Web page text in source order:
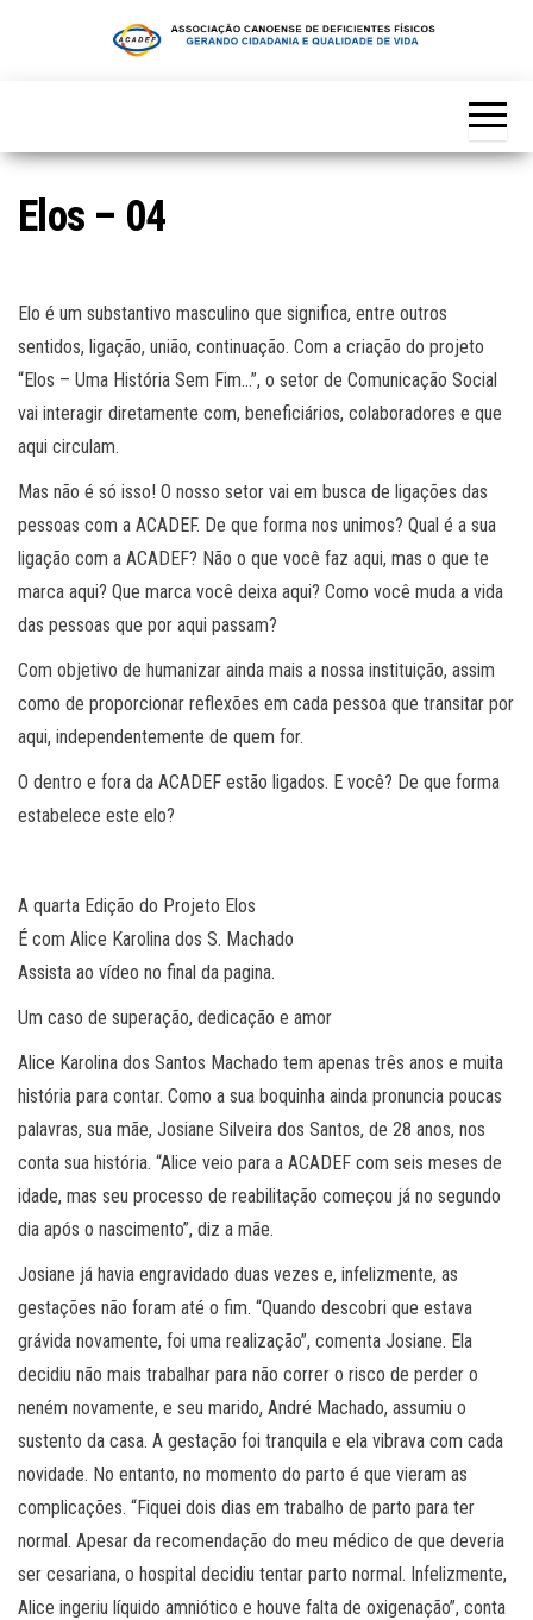
Elos – 04
Elo é um substantivo masculino que significa, entre outros
sentidos, ligação, união, continuação. Com a criação do projeto
“Elos – Uma História Sem Fim…”, o setor de Comunicação Social
vai interagir diretamente com, beneficiários, colaboradores e que
aqui circulam.
Mas não é só isso! O nosso setor vai em busca de ligações das
pessoas com a ACADEF. De que forma nos unimos? Qual é a sua
ligação com a ACADEF? Não o que você faz aqui, mas o que te
marca aqui? Que marca você deixa aqui? Como você muda a vida
das pessoas que por aqui passam?
Com objetivo de humanizar ainda mais a nossa instituição, assim
como de proporcionar reflexões em cada pessoa que transitar por
aqui, independentemente de quem for.
O dentro e fora da ACADEF estão ligados. E você? De que forma
estabelece este elo?
A quarta Edição do Projeto Elos
É com Alice Karolina dos S. Machado
Assista ao vídeo no final da pagina.
Um caso de superação, dedicação e amor
Alice Karolina dos Santos Machado tem apenas três anos e muita
história para contar. Como a sua boquinha ainda pronuncia poucas
palavras, sua mãe, Josiane Silveira dos Santos, de 28 anos, nos
conta sua história. “Alice veio para a ACADEF com seis meses de
idade, mas seu processo de reabilitação começou já no segundo
dia após o nascimento”, diz a mãe.
Josiane já havia engravidado duas vezes e, infelizmente, as
gestações não foram até o fim. “Quando descobri que estava
grávida novamente, foi uma realização”, comenta Josiane. Ela
decidiu não mais trabalhar para não correr o risco de perder o
neném novamente, e seu marido, André Machado, assumiu o
sustento da casa. A gestação foi tranquila e ela vibrava com cada
novidade. No entanto, no momento do parto é que vieram as
complicações. “Fiquei dois dias em trabalho de parto para ter
normal. Apesar da recomendação do meu médico de que deveria
ser cesariana, o hospital decidiu tentar parto normal. Infelizmente,
Alice ingeriu líquido amniótico e houve falta de oxigenação”, conta